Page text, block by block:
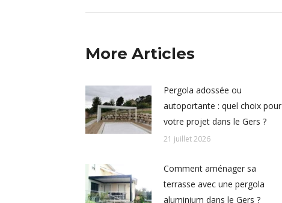
:
More Articles
Pergola adossée ou
autoportante : quel choix pour
votre projet dans le Gers ?
21 juillet 2026
Comment aménager sa
terrasse avec une pergola
aluminium dans le Gers ?